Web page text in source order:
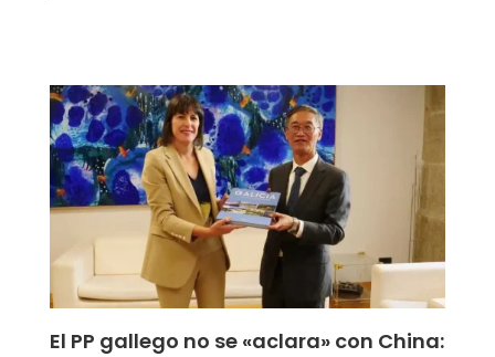
El PP gallego no se «aclara» con China: